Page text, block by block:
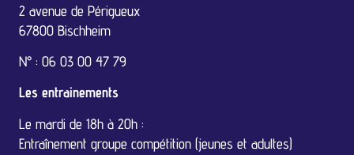
2 avenue de Périgueux
67800 Bischheim
N° : 06 03 00 47 79
Les entrainements
Le mardi de 18h à 20h :
Entraînement groupe compétition (jeunes et adultes)